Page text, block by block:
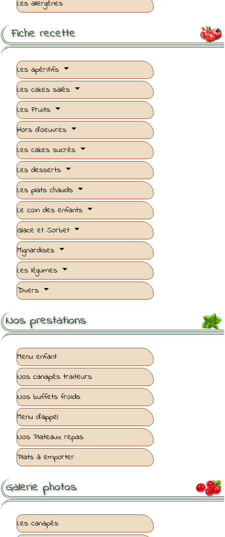
Les allergénes

Fiche recette
Les apéritifs
Les cakes salés
Les Fruits
Hors d'oeuvres
Les cakes sucrés
Les desserts
Les plats chauds
Le coin des enfants
Glace et Sorbet
Mignardises
Les légumes
Divers
Nos prestations
Menu enfant
Nos canapés traiteurs
Nos buffets froids
Menu d'appel
Nos Plateaux repas
Plats à emporter

Galerie photos
Les canapés